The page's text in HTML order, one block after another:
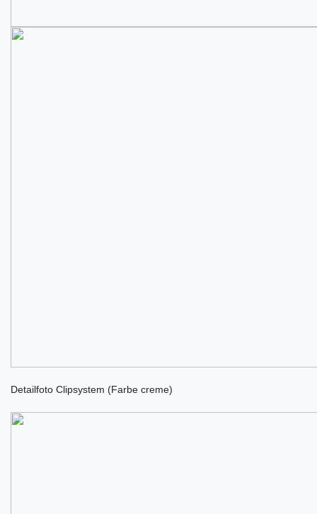
Detailfoto Clipsystem (Farbe creme)